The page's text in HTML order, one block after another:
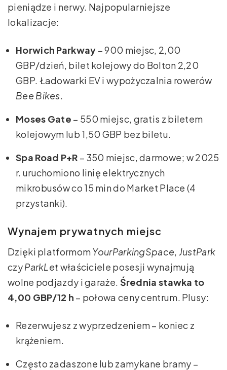
pieniądze i nerwy. Najpopularniejsze
lokalizacje:
Horwich Parkway – 900 miejsc, 2,00
GBP/dzień, bilet kolejowy do Bolton 2,20
GBP. Ładowarki EV i wypożyczalnia rowerów
Bee Bikes
Moses Gate – 550 miejsc, gratis z biletem
kolejowym lub 1,50 GBP bez biletu.
Spa Road P+R – 350 miejsc, darmowe; w 2025
r. uruchomiono linię elektrycznych
mikrobusów co 15 min do Market Place (4
przystanki).
Wynajem prywatnych miejsc
Dzięki platformomYourParkingSpace JustPark
czyParkLetwłaściciele posesji wynajmują
wolne podjazdy i garaże. Średnia stawka to
4,00 GBP/12 h – połowa ceny centrum. Plusy:
Rezerwujesz z wyprzedzeniem – koniec z
krążeniem.
Często zadaszone lub zamykane bramy –